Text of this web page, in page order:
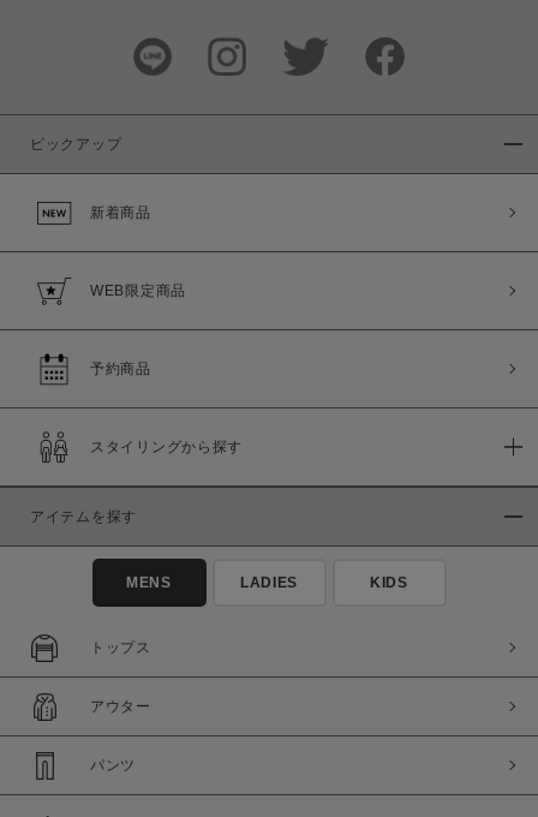
ピックアップ
新着商品
WEB限定商品
予約商品
スタイリングから探す
アイテムを探す
MENS LADIES KIDS
トップス
アウター
パンツ